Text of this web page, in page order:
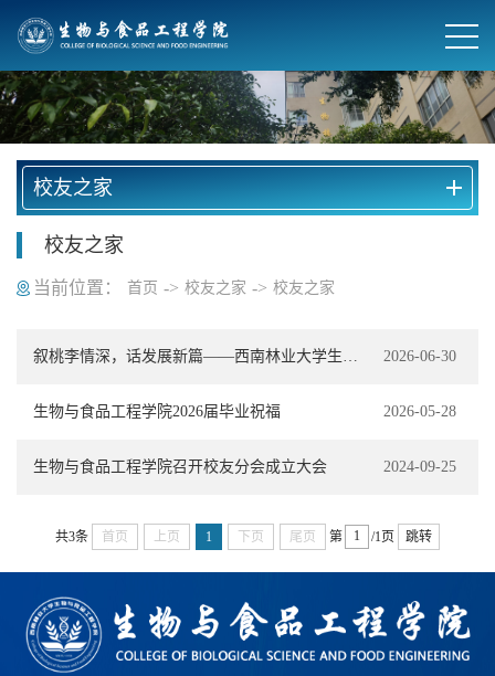
校友之家
校友之家
当前位置： 首页 -> 校友之家 -> 校友之家
2026-06-30
生物与食品工程学院2026届毕业祝福 2026-05-28
生物与食品工程学院召开校友分会成立大会 2024-09-25
共3条 首页 上页 1 下页 尾页 第 /1页 跳转